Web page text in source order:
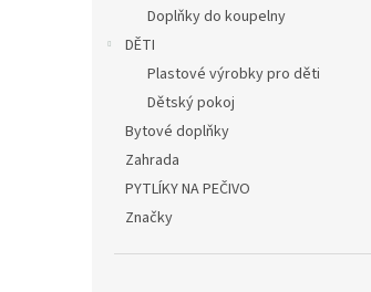
Doplňky do koupelny
DĚTI
Plastové výrobky pro děti
Dětský pokoj
Bytové doplňky
Zahrada
PYTLÍKY NA PEČIVO
Značky